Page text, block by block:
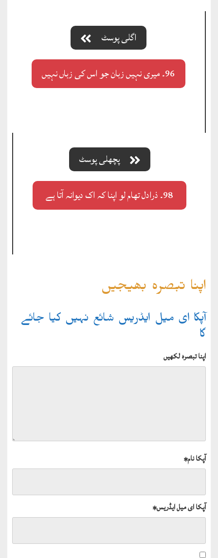
اگلی پوسٹ
96۔ میری نہیں زبان جو اس کی زباں نہیں
پچھلی پوسٹ
98۔ ذرادل تھام لو اپنا کہ اک دیوانہ آتا ہے
اپنا تبصرہ بھیجیں
آپکا ای میل ایڈریس شائع نہیں کیا جائے
گا
اپنا تبصرہ لکھیں
آپکا نام*
آپکا ای میل ایڈریس*